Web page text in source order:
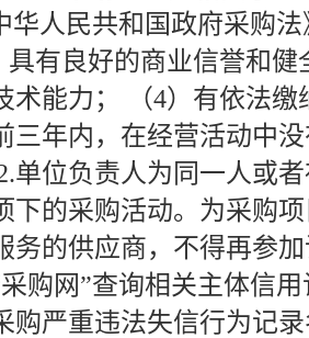
华人民共和国政府采购
具有良好的商业信誉和
术能力； （4）有依法
三年内，在经营活动中
单位负责人为同一人或
下的采购活动。为采购
务的供应商，不得再参
购网”查询相关主体信
购严重违法失信行为记